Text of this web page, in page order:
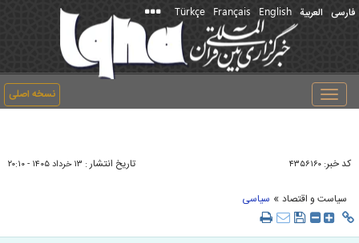
فارسی العربیة English
Français
Türkçe
نسخه اصلی
Toggle
navigation
کد خبر: ۴۳۵۶۱۶۰ تاریخ انتشار : ۱۳ خرداد ۱۴۰۵ - ۲۰:۱۰
سیاست و اقتصاد » سیاسی